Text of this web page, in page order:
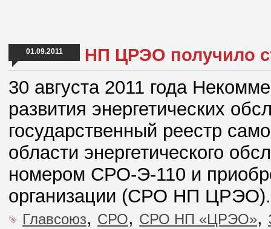
01.09.2011 НП ЦРЭО получило
30 августа 2011 года
развития энергетических
государственный реестр
области энергетического
номером СРО-Э-110 и
организации (СРО НП ЦРЭО).
Главсоюз, СРО, СРО НП «ЦРЭО»,